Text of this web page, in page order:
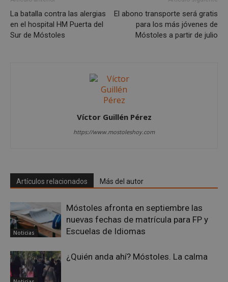
La batalla contra las alergias
en el hospital HM Puerta del
Sur de Móstoles
El abono transporte será gratis
para los más jóvenes de
Móstoles a partir de julio
Víctor Guillén Pérez
https://www.mostoleshoy.com
Artículos relacionados Más del autor
Noticias
Móstoles afronta en septiembre las
nuevas fechas de matrícula para FP y
Escuelas de Idiomas
¿Quién anda ahí? Móstoles. La calma
Cookies de rendimiento
Cookies de preferencias
Las cookies estrictamente necesarias permiten la
funcionalidad principal del sitio web, como el
inicio de sesión de usuario y la gestión de cuentas.
El sitio web no se puede utilizar correctamente sin
Dominio
mostoleshoy.com